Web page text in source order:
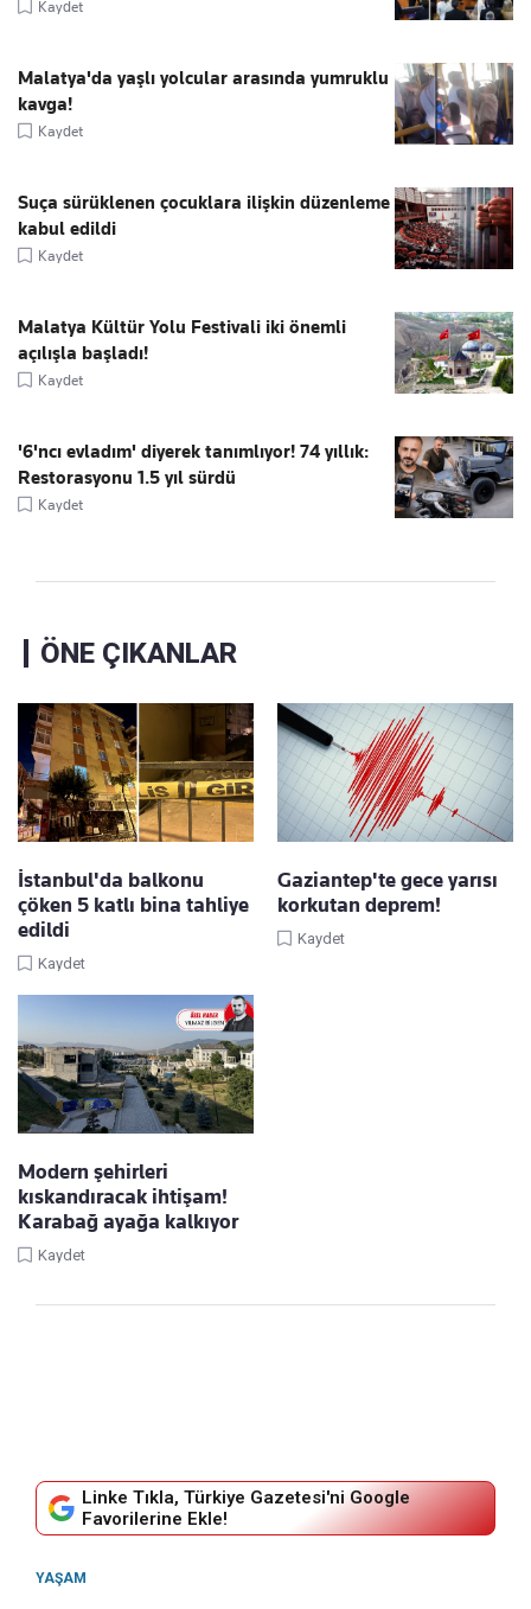
Kaydet
Malatya'da yaşlı yolcular arasında yumruklu
kavga!
Kaydet
Suça sürüklenen çocuklara ilişkin düzenleme
kabul edildi
Kaydet
Malatya Kültür Yolu Festivali iki önemli
açılışla başladı!
Kaydet
'6'ncı evladım' diyerek tanımlıyor! 74 yıllık:
Restorasyonu 1.5 yıl sürdü
Kaydet
ÖNE ÇIKANLAR
İstanbul'da balkonu
çöken 5 katlı bina tahliye
edildi
Kaydet
Gaziantep'te gece yarısı
korkutan deprem!
Kaydet
Modern şehirleri
kıskandıracak ihtişam!
Karabağ ayağa kalkıyor
Kaydet
Linke Tıkla, Türkiye Gazetesi'ni Google
Favorilerine Ekle!
YAŞAM